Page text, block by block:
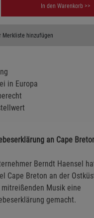
In den Warenkorb >>
Merkliste hinzufügen
in Europa
an Cape
Berndt Haensel
Cape Breton an der
Musik eine
gemacht.